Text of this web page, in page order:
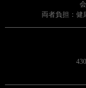
両者負担：健